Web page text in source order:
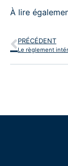
À lire
PRÉCÉDENT